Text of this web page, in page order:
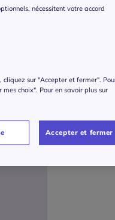
39 -En stock
40 -
nécessitent votre accord
cliquez sur "Accepter et fermer".
choix". Pour en savoir plus sur
Accepter et fermer